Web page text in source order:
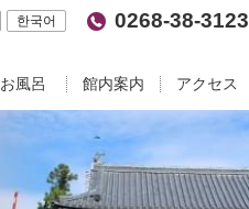
0268-38-3123
한국어
お風呂 館内案内 アクセス